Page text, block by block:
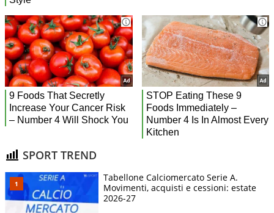
SPORT TREND
Tabellone Calciomercato Serie A.
Movimenti, acquisti e cessioni: estate
2026-27